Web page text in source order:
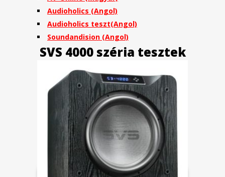
Audioholics (Angol)
Audioholics teszt(Angol)
Soundandision (Angol)
SVS 4000 széria tesztek